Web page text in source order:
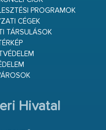
PROGRAMOK
CÉGEK
TÁRSULÁSOK
Hivatal